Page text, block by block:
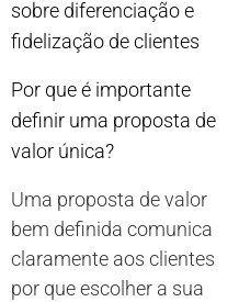
sobre diferenciação e
fidelização de clientes
Por que é importante
definir uma proposta de
valor única?
Uma proposta de valor
bem definida comunica
claramente aos clientes
por que escolher a sua